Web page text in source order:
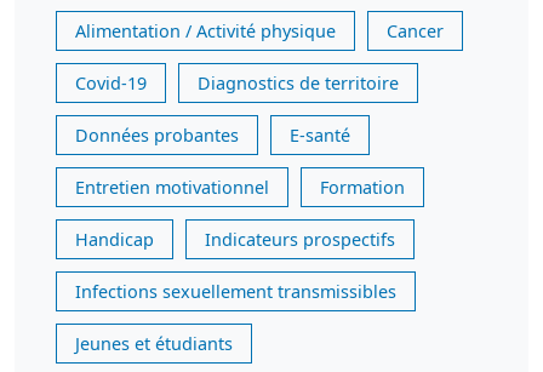
Alimentation / Activité physique Cancer
Covid-19 Diagnostics de territoire
Données probantes E-santé
Entretien motivationnel Formation
Handicap Indicateurs prospectifs
Infections sexuellement transmissibles
Jeunes et étudiants